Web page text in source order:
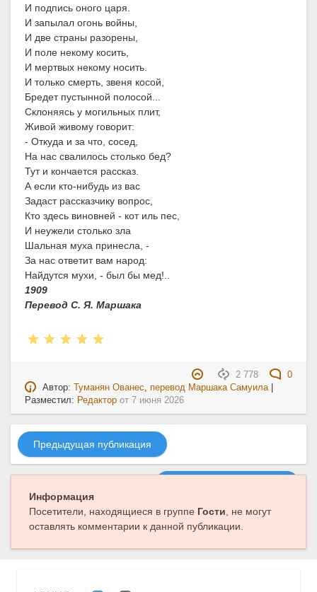
И подпись оного царя.
И запылал огонь войны,
И две страны разорены,
И поле некому косить,
И мертвых некому носить.
И только смерть, звеня косой,
Бредет пустынной полосой...
Склоняясь у могильных плит,
Живой живому говорит:
- Откуда и за что, сосед,
На нас свалилось столько бед?
Тут и кончается рассказ.
А если кто-нибудь из вас
Задаст рассказчику вопрос,
Кто здесь виновней - кот иль пес,
И неужели столько зла
Шальная муха принесла, -
За нас ответит вам народ:
Найдутся мухи, - был бы мед!..
1909
Перевод С. Я. Маршака
2 778
0
Автор:Туманян Ованес ,перевод Маршака Самуила
Разместил: Редактор от 7 июня 2026
Предыдущая публикация
Информация
Посетители, находящиеся в группе Гости , не могут
оставлять комментарии к данной публикации.